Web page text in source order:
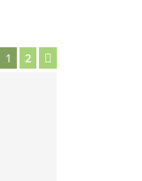
1 2